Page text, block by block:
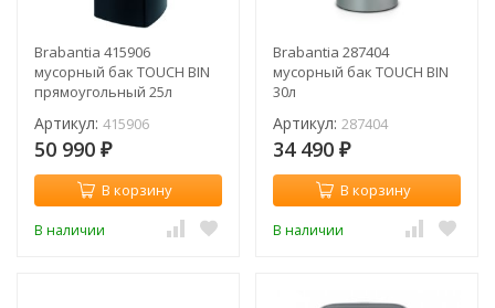
Brabantia 415906
мусорный бак TOUCH BIN
прямоугольный 25л
Артикул: 415906
50 990 ₽
В корзину
В наличии
Brabantia 287404
мусорный бак TOUCH BIN
30л
Артикул: 287404
34 490 ₽
В корзину
В наличии